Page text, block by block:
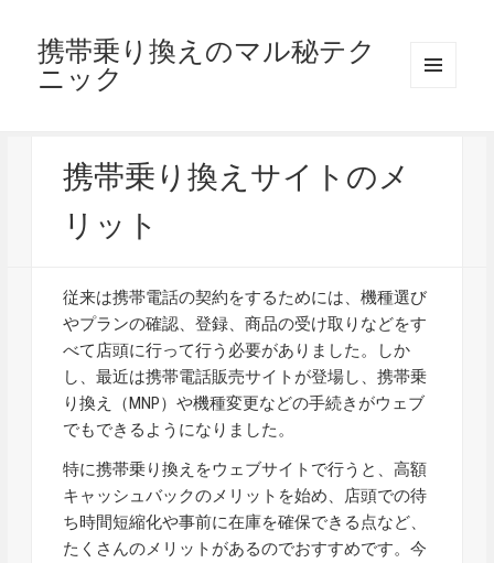
携帯乗り換えのマル秘テク
ニック
携帯乗り換えサイトのメ
リット
従来は携帯電話の契約をするためには、機種選び
やプランの確認、登録、商品の受け取りなどをす
べて店頭に行って行う必要がありました。しか
し、最近は携帯電話販売サイトが登場し、携帯乗
り換え（MNP）や機種変更などの手続きがウェブ
でもできるようになりました。
特に携帯乗り換えをウェブサイトで行うと、高額
キャッシュバックのメリットを始め、店頭での待
ち時間短縮化や事前に在庫を確保できる点など、
たくさんのメリットがあるのでおすすめです。今